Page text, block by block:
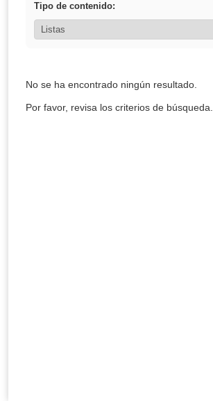
Tipo de contenido:
No se ha encontrado ningún resultado.
Por favor, revisa los criterios de búsqueda.